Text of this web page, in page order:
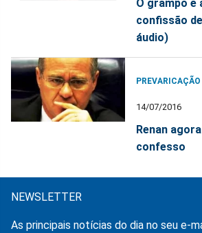
O grampo e
confissão
áudio)
PREVARICAÇÃO
14/07/2016
Renan
confesso
NEWSLETTER
As principais notícias do dia no seu e-